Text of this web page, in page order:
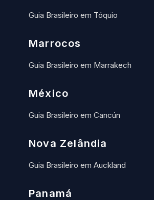
Guia Brasileiro em Tóquio
Marrocos
Guia Brasileiro em Marrakech
México
Guia Brasileiro em Cancún
Nova Zelândia
Guia Brasileiro em Auckland
Panamá